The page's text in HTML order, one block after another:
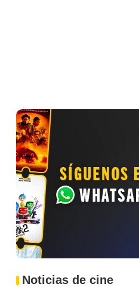
Noticias de cine